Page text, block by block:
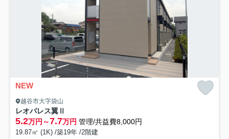
NEW
越谷市大字袋山
レオパレス翼Ⅱ
5.2万円～7.7万円 管理/共益費8,000円
19.87㎡ (1K) /築19年 /2階建